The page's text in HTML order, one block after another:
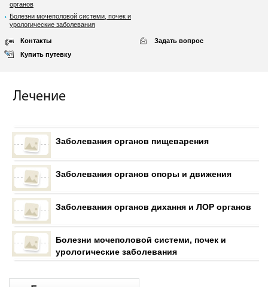
органов
Болезни мочеполовой системи, почек и
урологические заболевания
Контакты
Задать вопрос
Купить путевку
Лечение
Заболевания органов пищеварения
Заболевания органов опоры и движения
Заболевания органов дихання и ЛОР органов
Болезни мочеполовой системи, почек и
урологические заболевания